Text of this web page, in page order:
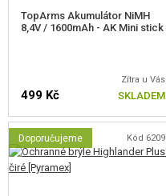
TopArms Akumulátor NiMH
8,4V / 1600mAh - AK Mini stick
Zítra u Vás
499 Kč SKLADEM
Doporučujeme Kód 6209